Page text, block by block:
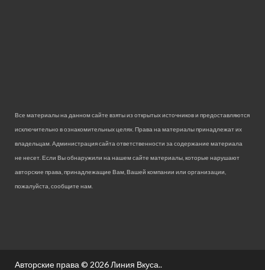
Все материалы на данном сайте взяты из открытых источников и предоставляются
исключительно в ознакомительных целях. Права на материалы принадлежат их
владельцам. Администрация сайта ответственности за содержание материала
не несет. Если Вы обнаружили на нашем сайте материалы, которые нарушают
авторские права, принадлежащие Вам, Вашей компании или организации,
пожалуйста, сообщите нам.
Авторские права © 2026Линия Вкуса..